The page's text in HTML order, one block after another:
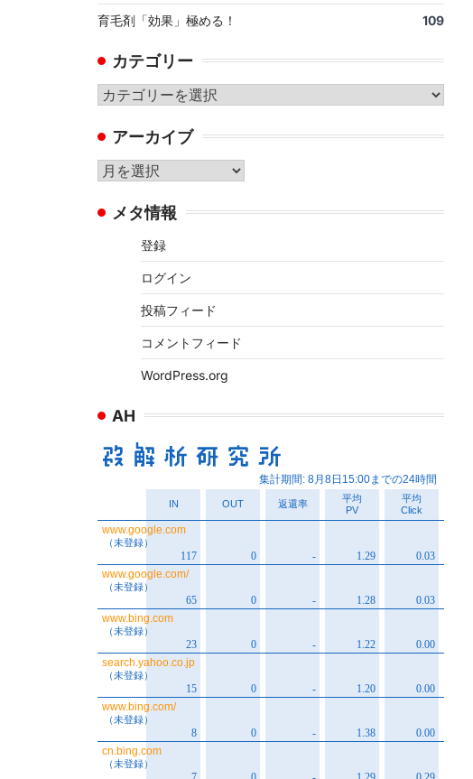
育毛剤「効果」極める！ 109
カテゴリー
カ
ゴ
リ
ー
アーカイブ
ア
カ メタ情報
登録
ログイン
投稿フィード
コメントフィード
WordPress.org
AH